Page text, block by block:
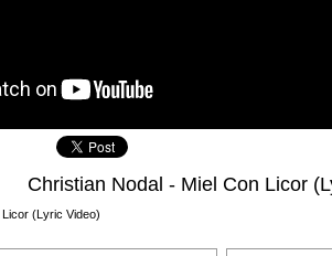
Christian Nodal - Miel Con Licor
(Lyric Video)